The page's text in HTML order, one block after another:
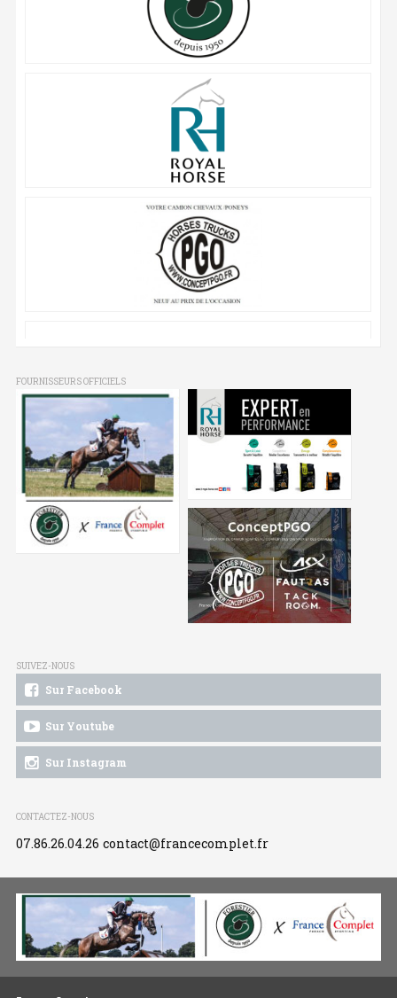
FOURNISSEURS OFFICIELS
SUIVEZ-NOUS
Sur Facebook
Sur Youtube
Sur Instagram
CONTACTEZ-NOUS
07.86.26.04.26 contact@francecomplet.fr